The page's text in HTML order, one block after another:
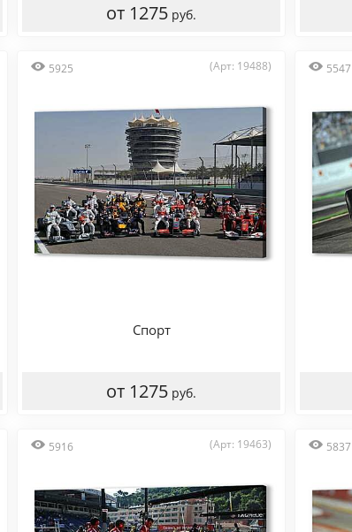
от 1275 руб.
5925 (Арт: 19488)
Спорт
от 1275 руб.
5547
5916 (Арт: 19463) 5837